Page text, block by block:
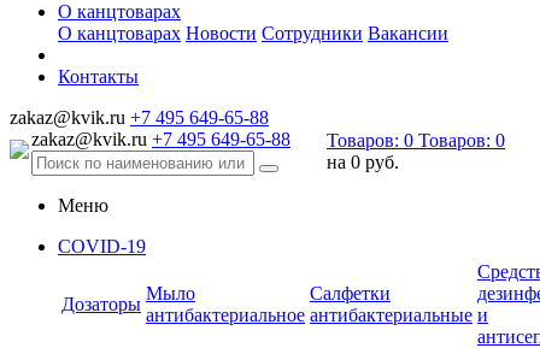
О канцтоварах
О канцтоварах Новости Сотрудники Вакансии
Контакты
zakaz@kvik.ru +7 495 649-65-88
zakaz@kvik.ru +7 495 649-65-88 Товаров: 0 Товаров: 0
на 0 руб.
Меню
COVID-19
Дозаторы
Мыло
антибактериальное
Салфетки
антибактериальные и